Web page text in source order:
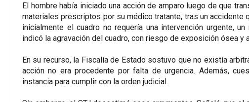
El hombre había iniciado una acción de amparo luego de que
materiales prescriptos por su médico tratante, tras un accidente
inicialmente el cuadro no requería una intervención urgente,
indicó la agravación del cuadro, con riesgo de exposición ósea y
En su recurso, la Fiscalía de Estado sostuvo que no existía
acción no era procedente por falta de urgencia. Además,
instancia para cumplir con la orden judicial.